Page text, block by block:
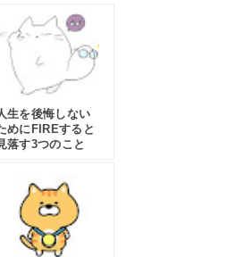
生を後悔しない
めにFIREすると
落す3つのこと